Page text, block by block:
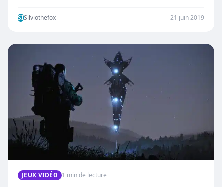
SISilviothefox 21 juin 2019
JEUX VIDÉO 1 min de lecture